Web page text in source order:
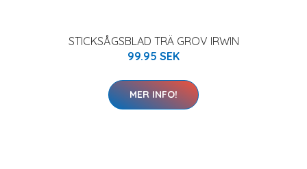
STICKSÅGSBLAD TRÄ GROV IRWIN
99.95 SEK
MER INFO!